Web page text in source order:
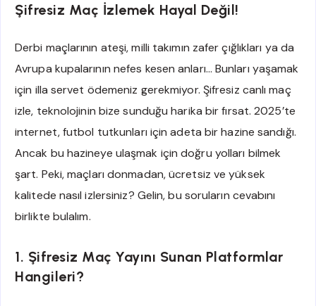
Şifresiz Maç İzlemek Hayal Değil!
Derbi maçlarının ateşi, milli takımın zafer çığlıkları ya da
Avrupa kupalarının nefes kesen anları… Bunları yaşamak
için illa servet ödemeniz gerekmiyor. Şifresiz canlı maç
izle, teknolojinin bize sunduğu harika bir fırsat. 2025’te
internet, futbol tutkunları için adeta bir hazine sandığı.
Ancak bu hazineye ulaşmak için doğru yolları bilmek
şart. Peki, maçları donmadan, ücretsiz ve yüksek
kalitede nasıl izlersiniz? Gelin, bu soruların cevabını
birlikte bulalım.
1. Şifresiz Maç Yayını Sunan Platformlar
Hangileri?